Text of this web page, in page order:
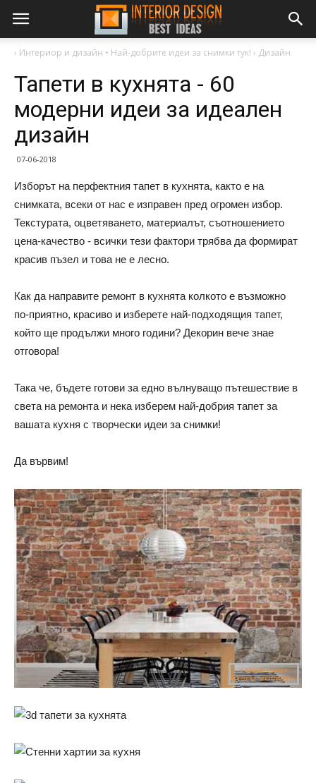
› Интериор и дизайн • Най-добрите идеи за снимки тук! › Дизайн
Тапети в кухнята - 60
модерни идеи за идеален
дизайн
07-06-2018
Изборът на перфектния тапет в кухнята, както е на
снимката, всеки от нас е изправен пред огромен избор.
Текстурата, оцветяването, материалът, съотношението
цена-качество - всички тези фактори трябва да формират
красив пъзел и това не е лесно.
Как да направите ремонт в кухнята колкото е възможно
по-приятно, красиво и изберете най-подходящия тапет,
който ще продължи много години? Декорин вече знае
отговора!
Така че, бъдете готови за едно вълнуващо пътешествие в
света на ремонта и нека изберем най-добрия тапет за
вашата кухня с творчески идеи за снимки!
Да вървим!